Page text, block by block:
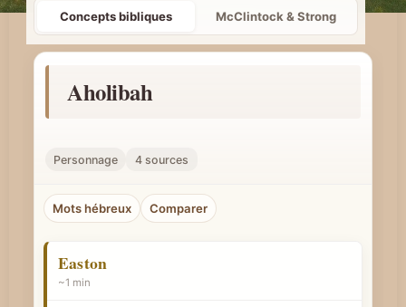
h
e
c
r
n
o
Concepts bibliques McClintock & Strong
Aholibah
Personnage 4 sources
Mots hébreux Comparer
Easton
~1 min